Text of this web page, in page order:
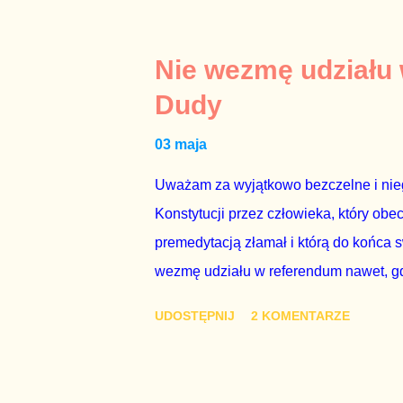
tym i porównał PKB Polski i
pewnie dlatego, że nie chciało mu
naszego kraju z lat 2007-2015.
rządu. Generalnie, M...
Nie wezmę
Dudy
03 maja
Uważam za wyjątkowo bezczelne i
Konstytucji przez człowieka, który
premedytacją złamał i którą do
wezmę udziału w referendum nawet,
UDOSTĘPNIJ 2 KOMENTARZE